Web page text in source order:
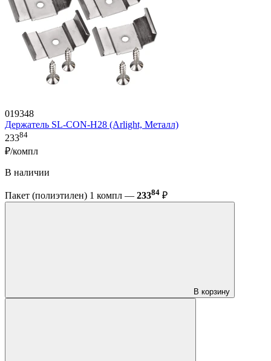
019348
Держатель SL-CON-H28 (Arlight, Металл)
23384
₽/компл
В наличии
Пакет (полиэтилен) 1 компл — 23384 ₽
В корзину